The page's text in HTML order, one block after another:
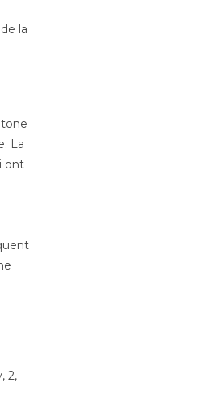
la
La
ont
2,